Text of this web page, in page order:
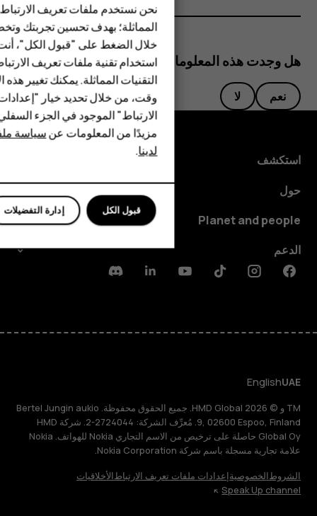
الهواتف المميزة
الأكسسوارات
HMD Terra M
HMD DUB
HMD Watch
للأعمال
هل وجدت هذه المعلومات مفيدة؟
نعم لا
استكشف
حول
Planet and people
الدعم
Facebook
Instagram
Tiktok
Youtube
Linkedin
Discord
UAE
English
TM و © 2026 HMD Global. جميع الحقوق محفوظة. Bertel Jungin aukio
9, 02600 Espoo, Finland. مُعرِّف الشركة: 2724044-2. شركة HMD
Global Oy حاصلة على ترخيص من الاسم التجاري Nokia للهواتف. Nokia
علامة تجارية مسجلة باسم شركة Nokia Corporation.
الشروطالخصوصيةإعدادات ملفات تعريف الارتباطالأخلاقيات
Speak Up channel
نحن نستخدم ملفات تعريف
المماثلة؛ بهدف تحسين تجربتك
خلال الضغط على "قبول الكل"،
استخدام تقنية ملفات تعريف
التقنيات المماثلة. يمكنك تغيير
وقت، من خلال تحديد خيار
الارتباط" الموجود في الجزء
مزيدًا من المعلومات عنسياسة
لدينا.
إدارة التفضيلات قبول الكل